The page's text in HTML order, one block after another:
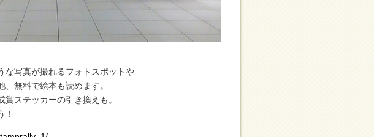
な写真が撮れるフォトスポットや
無料で絵本も読めます。
ステッカーの引き換えも。
！